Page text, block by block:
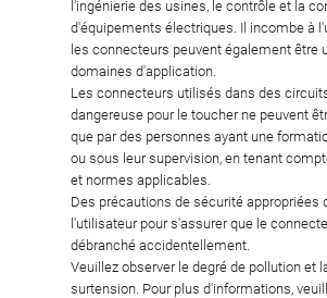
l'ingénierie des usines, le contrôle et la
d'équipements électriques. Il incombe à
les connecteurs peuvent également être
domaines d'application.
Les connecteurs utilisés dans des
dangereuse pour le toucher ne peuvent
que par des personnes ayant une
ou sous leur supervision, en tenant
et normes applicables.
Des précautions de sécurité appropriées
l'utilisateur pour s'assurer que le
débranché accidentellement.
Veuillez observer le degré de pollution et
surtension. Pour plus d'informations,